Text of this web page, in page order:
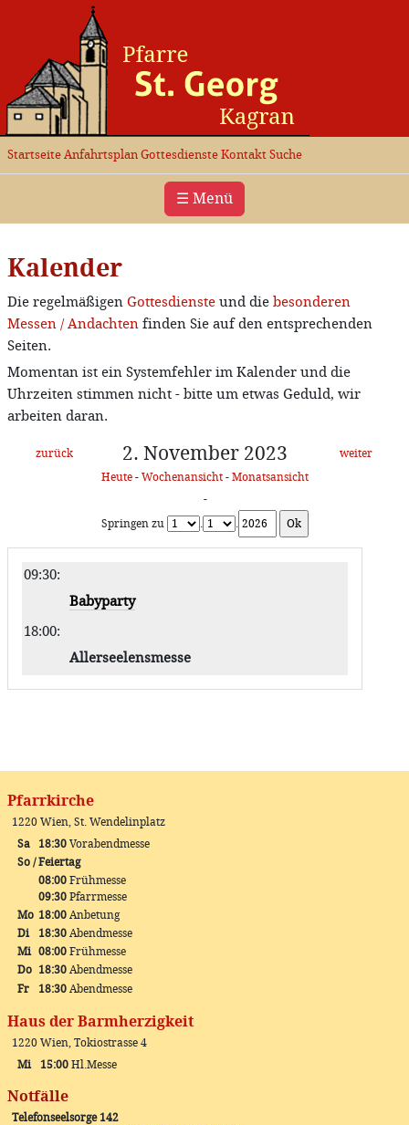
Startseite Anfahrtsplan Gottesdienste Kontakt Suche
☰ Menü
Kalender
Die regelmäßigen Gottesdienste und die besonderen
Messen / Andachten finden Sie auf den entsprechenden
Seiten.
Momentan ist ein Systemfehler im Kalender und die
Uhrzeiten stimmen nicht - bitte um etwas Geduld, wir
arbeiten daran.
zurück 2. November 2023
weiter
Heute - Wochenansicht - Monatsansicht
-
Springen zu
. .
09:30:
Babyparty
18:00:
Allerseelensmesse
Pfarrkirche
1220 Wien, St. Wendelinplatz
Sa
18:30 Vorabendmesse
So / Feiertag
08:00 Frühmesse
09:30 Pfarrmesse
Mo 18:00 Anbetung
Di
18:30 Abendmesse
Mi 08:00 Frühmesse
Do 18:30 Abendmesse
Fr
18:30 Abendmesse
Haus der Barmherzigkeit
1220 Wien, Tokiostrasse 4
Mi
15:00 Hl.Messe
Notfälle
Telefonseelsorge 142